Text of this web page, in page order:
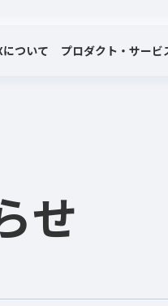
について プロダクト・サービ
せ